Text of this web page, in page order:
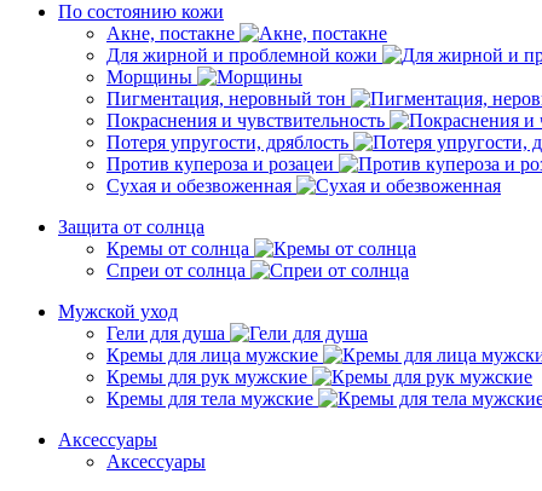
По состоянию кожи
Акне, постакне
Для жирной и проблемной кожи
Морщины
Пигментация, неровный тон
Покраснения и чувствительность
Потеря упругости, дряблость
Против купероза и розацеи
Сухая и обезвоженная
Защита от солнца
Кремы от солнца
Спреи от солнца
Мужской уход
Гели для душа
Кремы для лица мужские
Кремы для рук мужские
Кремы для тела мужские
Аксессуары
Аксессуары